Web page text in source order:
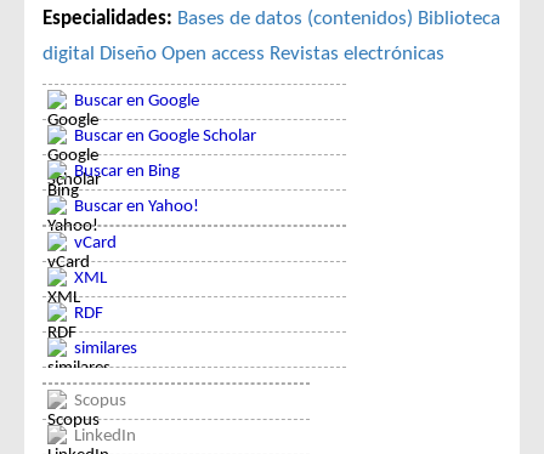
Especialidades: Bases de datos (contenidos) Biblioteca
digital
Diseño Open access Revistas electrónicas
Buscar en Google
Buscar en Google Scholar
Buscar en Bing
Buscar en Yahoo!
vCard
XML
RDF
similares
Scopus
LinkedIn